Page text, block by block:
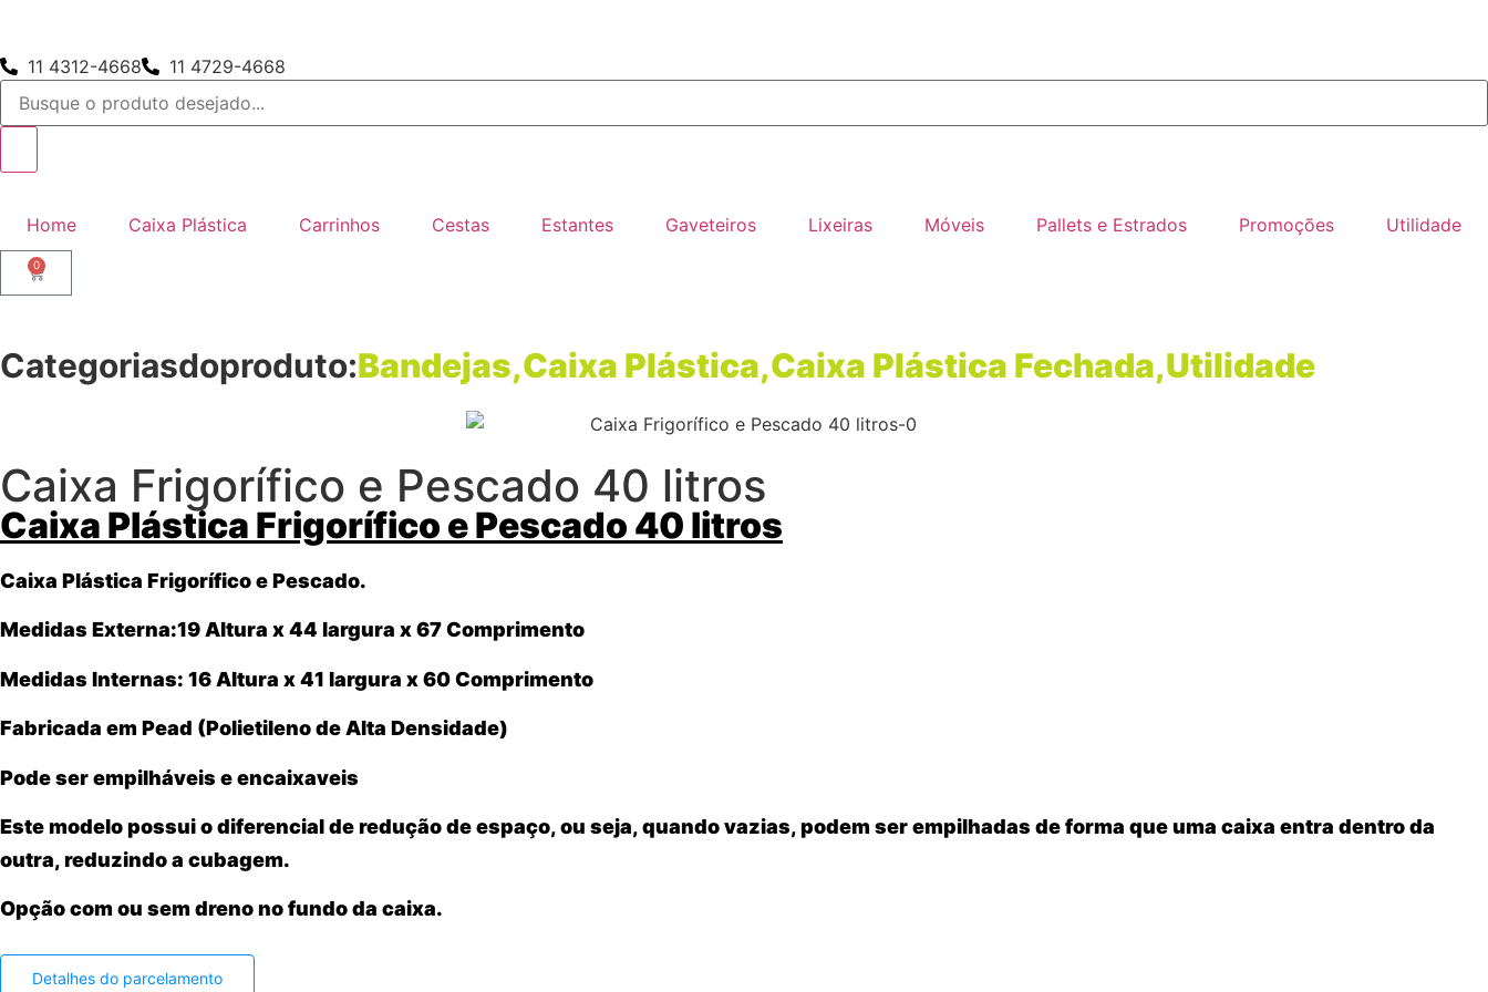
11 4312-4668 11 4729-4668
Home Caixa Plástica Carrinhos Cestas Estantes Gaveteiros Lixeiras Móveis Pallets e Estrados Promoções Utilidade
0
Categoriasdoproduto:Bandejas,Caixa Plástica,Caixa Plástica Fechada,Utilidade
Caixa Frigorífico e Pescado 40 litros
Caixa Plástica Frigorífico e Pescado 40 litros
Caixa Plástica Frigorífico e Pescado.
Medidas Externa:19Altura x 44 largura x 67Comprimento
Medidas Internas: 16Altura x 41 largura x 60Comprimento
Fabricada em Pead (Polietileno de Alta Densidade)
Pode ser empilháveis e encaixaveis
Este modelo possui o diferencial de redução de espaço, ou seja, quando vazias, podem ser empilhadas de forma que uma caixa entra dentro da
outra, reduzindo a cubagem.
Opção com ou sem dreno no fundo da caixa.
Detalhes do parcelamento